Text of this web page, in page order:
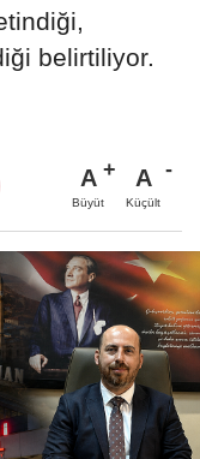
belirtiliyor.
A
Büyüt
A
Küçült